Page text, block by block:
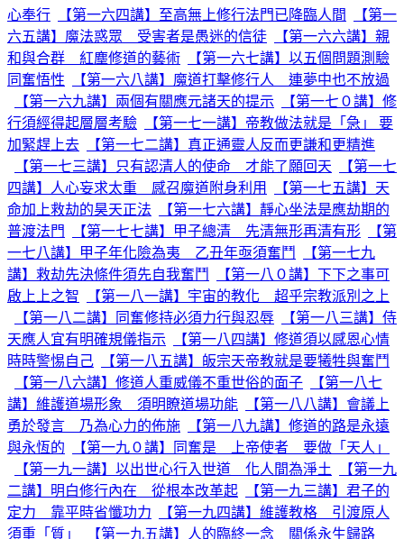
心奉行
【第一六四講】至高無上修行法門已降臨人間
【第一
六五講】魔法惑眾 受害者是愚迷的信徒
【第一六六講】親
和與合群 紅塵修道的藝術
【第一六七講】以五個問題測驗
同奮悟性
【第一六八講】魔道打擊修行人 連夢中也不放過
【第一六九講】兩個有關應元諸天的提示
【第一七０講】修
行須經得起層層考驗
【第一七一講】帝教做法就是「急」 要
加緊趕上去
【第一七二講】真正通靈人反而更謙和更精進
【第一七三講】只有認清人的使命 才能了願回天
【第一七
四講】人心妄求太重 感召魔道附身利用
【第一七五講】天
命加上救劫的昊天正法
【第一七六講】靜心坐法是應劫期的
普渡法門
【第一七七講】甲子總清 先清無形再清有形
【第
一七八講】甲子年化險為夷 乙丑年亟須奮鬥
【第一七九
講】救劫先決條件須先自我奮鬥
【第一八０講】下下之事可
啟上上之智
【第一八一講】宇宙的教化 超乎宗教派別之上
【第一八二講】同奮修持必須力行與忍辱
【第一八三講】侍
天應人宜有明確規儀指示
【第一八四講】修道須以感恩心情
時時警惕自己
【第一八五講】皈宗天帝教就是要犧牲與奮鬥
【第一八六講】修道人重威儀不重世俗的面子
【第一八七
講】維護道場形象 須明瞭道場功能
【第一八八講】會議上
勇於發言 乃為心力的佈施
【第一八九講】修道的路是永遠
與永恆的
【第一九０講】同奮是 上帝使者 要做「天人」
【第一九一講】以出世心行入世道 化人間為淨土
【第一九
二講】明白修行內在 從根本改革起
【第一九三講】君子的
定力 靠平時省懺功力
【第一九四講】維護教格 引渡原人
須重「質」
【第一九五講】人的臨終一念 關係永生歸路